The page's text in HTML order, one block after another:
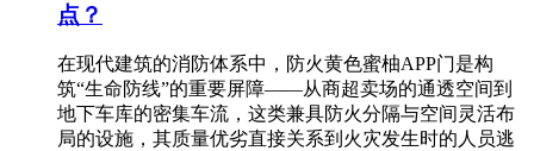
点？
在现代建筑的消防体系中，防火黄色蜜柚APP门是构
筑“生命防线”的重要屏障——从商超卖场的通透空间到
地下车库的密集车流，这类兼具防火分隔与空间灵活布
局的设施，其质量优劣直接关系到火灾发生时的人员逃